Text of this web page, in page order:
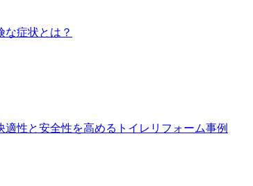
症状とは？
性と安全性を高めるトイレリフォーム事例